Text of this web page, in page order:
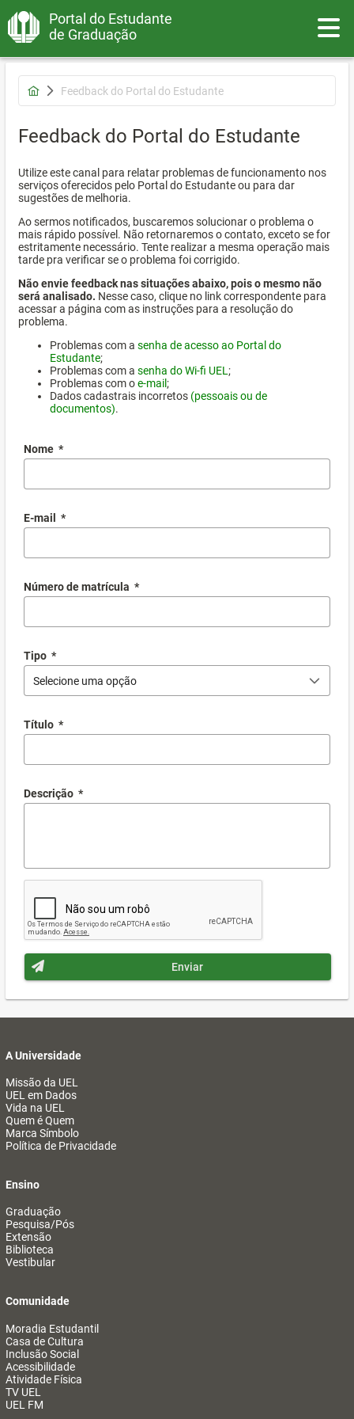
Portal do Estudante
de Graduação
Feedback do Portal do Estudante
Feedback do Portal do Estudante
Utilize este canal para relatar problemas de funcionamento nos
serviços oferecidos pelo Portal do Estudante ou para dar
sugestões de melhoria.
Ao sermos notificados, buscaremos solucionar o problema o
mais rápido possível. Não retornaremos o contato, exceto se for
estritamente necessário. Tente realizar a mesma operação mais
tarde pra verificar se o problema foi corrigido.
Não envie feedback nas situações abaixo, pois o mesmo não
será analisado. Nesse caso, clique no link correspondente para
acessar a página com as instruções para a resolução do
problema.
Problemas com a senha de acesso ao Portal do
Estudante;
Problemas com a senha do Wi-fi UEL ;
Problemas com oe-mail;
Dados cadastrais incorretos (pessoais ou de
documentos).
Nome *
E-mail *
Número de matrícula *
Tipo *
Selecione uma opção
Título *
Descrição *
Enviar
A Universidade
Missão da UEL
UEL em Dados
Vida na UEL
Quem é Quem
Marca Símbolo
Política de Privacidade
Ensino
Graduação
Pesquisa/Pós
Extensão
Biblioteca
Vestibular
Comunidade
Moradia Estudantil
Casa de Cultura
Inclusão Social
Acessibilidade
Atividade Física
TV UEL
UEL FM